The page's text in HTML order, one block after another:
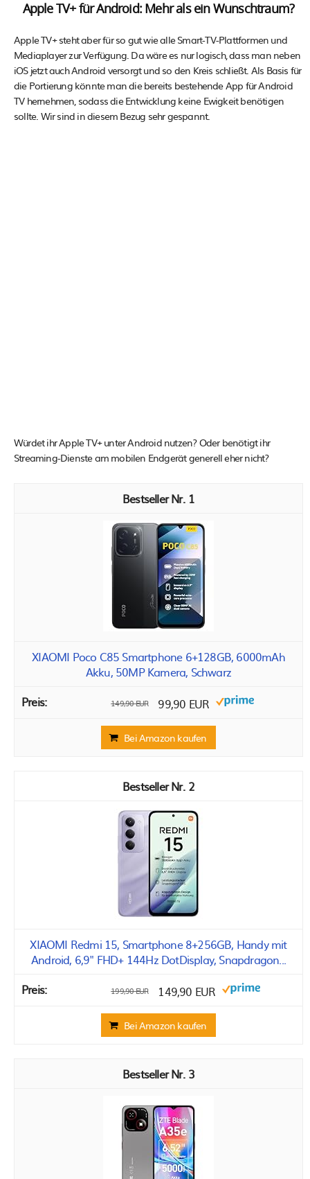
Apple TV+ für Android: Mehr als ein Wunschtraum?
Apple TV+ steht aber für so gut wie alle Smart-TV-Plattformen und
Mediaplayer zur Verfügung. Da wäre es nur logisch, dass man neben
iOS jetzt auch Android versorgt und so den Kreis schließt. Als Basis für
die Portierung könnte man die bereits bestehende App für Android
TV hernehmen, sodass die Entwicklung keine Ewigkeit benötigen
sollte. Wir sind in diesem Bezug sehr gespannt.
Würdet ihr Apple TV+ unter Android nutzen? Oder benötigt ihr
Streaming-Dienste am mobilen Endgerät generell eher nicht?
1
XIAOMI Poco C85 Smartphone 6+128GB, 6000mAh
Akku, 50MP Kamera, Schwarz
149,90 EUR 99,90 EUR
Bei Amazon kaufen
2
XIAOMI Redmi 15, Smartphone 8+256GB, Handy mit
Android, 6,9" FHD+ 144Hz DotDisplay, Snapdragon...
199,90 EUR 149,90 EUR
Bei Amazon kaufen
3